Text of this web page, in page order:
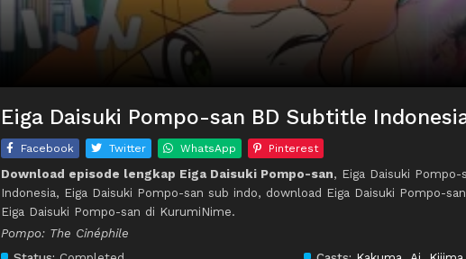
Eiga Daisuki Pompo-san BD Subtitle
Facebook Twitter WhatsApp Pinterest
Download episode lengkap Eiga Daisuki Pompo-san, Eiga Daisuki
Indonesia, Eiga Daisuki Pompo-san sub indo, download Eiga Daisuki Pompo-
Eiga Daisuki Pompo-san di KurumiNime.
Pompo: The Cinéphile